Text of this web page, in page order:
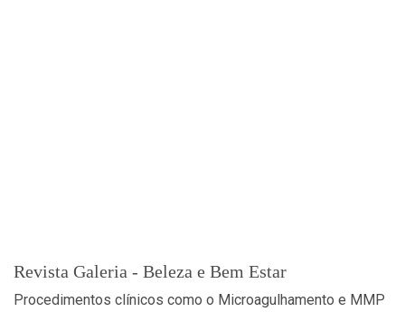
Revista Galeria - Beleza e Bem Estar
Procedimentos clínicos como o Microagulhamento e MMP